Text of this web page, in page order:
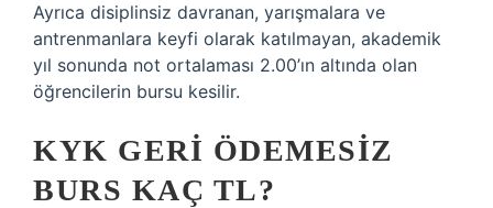
Ayrıca disiplinsiz davranan, yarışmalara ve
antrenmanlara keyfi olarak katılmayan, akademik
yıl sonunda not ortalaması 2.00’ın altında olan
öğrencilerin bursu kesilir.
KYK GERI ÖDEMESIZ
BURS KAÇ TL?